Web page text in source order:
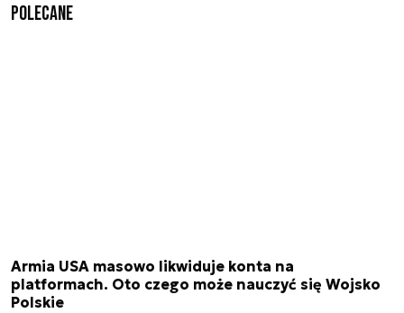
Polecane
Armia USA masowo likwiduje konta na
platformach. Oto czego może nauczyć się Wojsko
Polskie